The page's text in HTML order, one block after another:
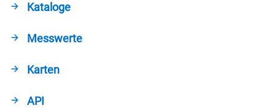
Kataloge
Messwerte
Karten
API